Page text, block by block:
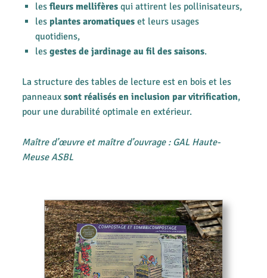
les fleurs mellifèresqui attirent les pollinisateurs,
les plantes aromatiqueset leurs usages
quotidiens,
les gestes de jardinage au fil des saisons.
La structure des tables de lecture est en bois et les
panneaux sont réalisés en inclusion par vitrification,
pour une durabilité optimale en extérieur.
Maître d’œuvre et maître d’ouvrage : GAL Haute-
Meuse ASBL